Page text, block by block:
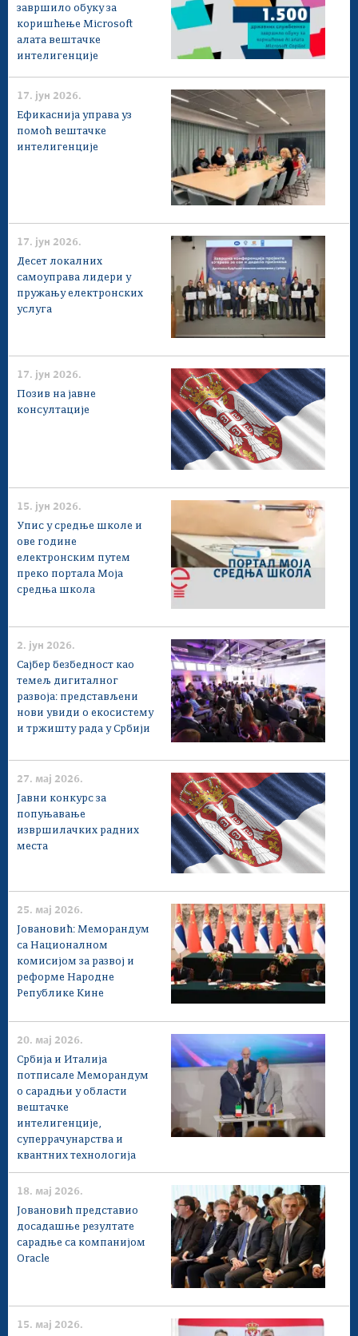
завршило обуку за
коришћење Microsoft
алата вештачке
интелигенције
17. јун 2026.
Ефикаснија управа уз
помоћ вештачке
интелигенције
17. јун 2026.
Десет локалних
самоуправа лидери у
пружању електронских
услуга
17. јун 2026.
Позив на јавне
консултације
15. јун 2026.
Упис у средње школе и
ове године
електронским путем
преко портала Моја
средња школа
2. јун 2026.
Сајбер безбедност као
темељ дигиталног
развоја: представљени
нови увиди о екосистему
и тржишту рада у Србији
27. мај 2026.
Jавни конкурс за
попуњавање
извршилачких радних
места
25. мај 2026.
Јовановић: Меморандум
са Националном
комисијом за развој и
реформе Народне
Републике Кине
20. мај 2026.
Србија и Италија
потписале Меморандум
о сарадњи у области
вештачке
интелигенције,
суперрачунарства и
квантних технологија
18. мај 2026.
Јовановић представио
досадашње резултате
сарадње са компанијом
Oracle
15. мај 2026.